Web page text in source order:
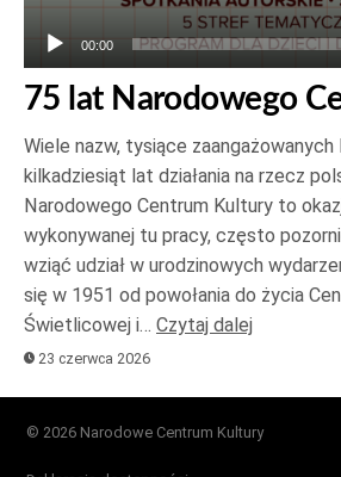
00:00
75 lat Narodowego
Wiele nazw, tysiące zaangażowanych
kilkadziesiąt lat działania na rzecz
Narodowego Centrum Kultury to
wykonywanej tu pracy, często
wziąć udział w urodzinowych
się w 1951 od powołania do życia
Świetlicowej i… Czytaj dalej
23 czerwca 2026
© 2026 Narodowe Centrum Kultury